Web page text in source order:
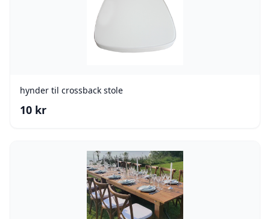
hynder til crossback stole
10 kr